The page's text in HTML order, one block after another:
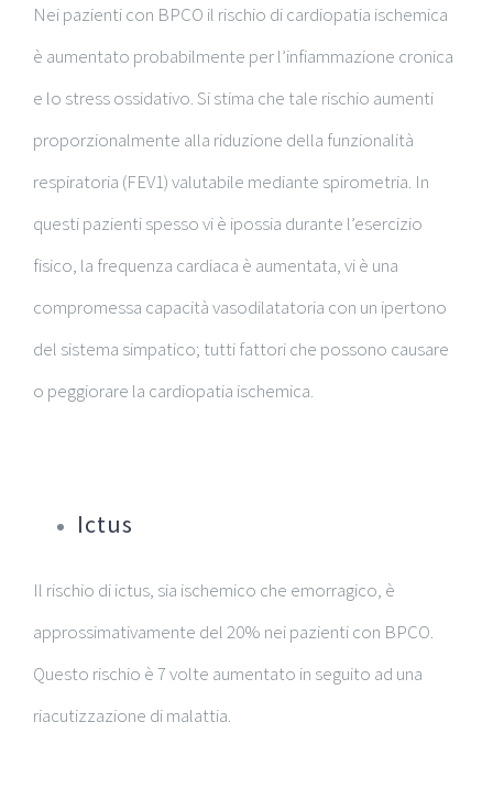
Nei pazienti con BPCO il rischio di cardiopatia ischemica
è aumentato probabilmente per l’infiammazione cronica
e lo stress ossidativo. Si stima che tale rischio aumenti
proporzionalmente alla riduzione della funzionalità
respiratoria (FEV1) valutabile mediante spirometria. In
questi pazienti spesso vi è ipossia durante l’esercizio
fisico, la frequenza cardiaca è aumentata, vi è una
compromessa capacità vasodilatatoria con un ipertono
del sistema simpatico; tutti fattori che possono causare
o peggiorare la cardiopatia ischemica.
Ictus
Il rischio di ictus, sia ischemico che emorragico, è
approssimativamente del 20% nei pazienti con BPCO.
Questo rischio è 7 volte aumentato in seguito ad una
riacutizzazione di malattia.